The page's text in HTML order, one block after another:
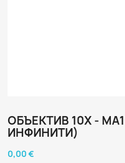
ОБЪЕКТИВ 10X -
ИНФИНИТИ)
0,00 €